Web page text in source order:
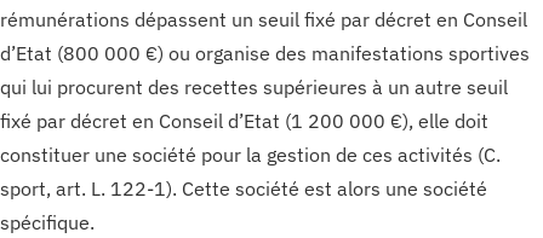
rémunérations dépassent un seuil fixé par décret en Conseil
d’Etat (800 000 €) ou organise des manifestations sportives
qui lui procurent des recettes supérieures à un autre seuil
fixé par décret en Conseil d’Etat (1 200 000 €), elle doit
constituer une société pour la gestion de ces activités (C.
sport, art. L. 122-1). Cette société est alors une société
spécifique.